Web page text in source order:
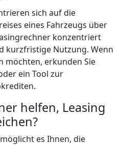
sich auf die
eines Fahrzeugs über
konzentriert
kurzfristige Nutzung. Wenn
möchten, erkunden Sie
ein Tool zur
helfen, Leasing
es Ihnen, die